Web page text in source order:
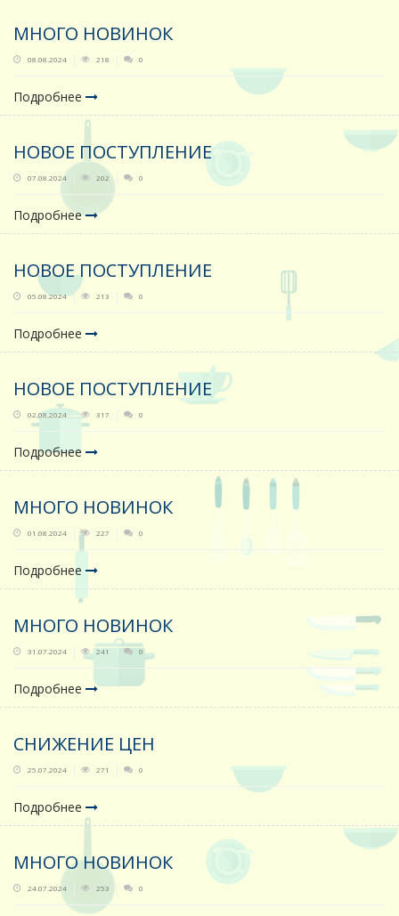
МНОГО НОВИНОК
08.08.2024 218 0
Подробнее
НОВОЕ ПОСТУПЛЕНИЕ
07.08.2024 202 0
Подробнее
НОВОЕ ПОСТУПЛЕНИЕ
05.08.2024 213 0
Подробнее
НОВОЕ ПОСТУПЛЕНИЕ
02.08.2024 317 0
Подробнее
МНОГО НОВИНОК
01.08.2024 227 0
Подробнее
МНОГО НОВИНОК
31.07.2024 241 0
Подробнее
СНИЖЕНИЕ ЦЕН
25.07.2024 271 0
Подробнее
МНОГО НОВИНОК
24.07.2024 253 0